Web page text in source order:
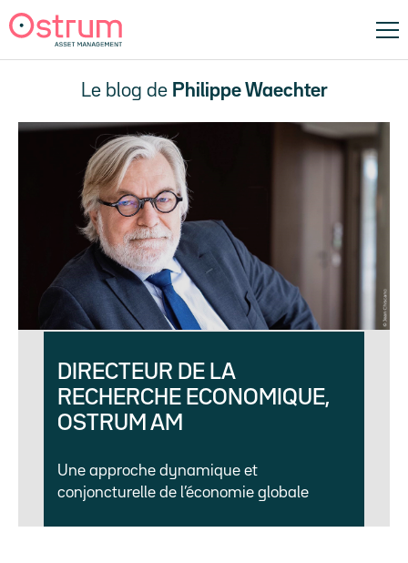
Le blog de Philippe Waechter
DIRECTEUR DE LA
RECHERCHE ECONOMIQUE,
OSTRUM AM
Une approche dynamique et
conjoncturelle de l’économie globale